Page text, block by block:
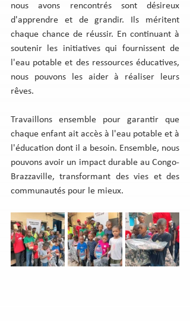
nous avons rencontrés sont désireux
d'apprendre et de grandir. Ils méritent
chaque chance de réussir. En continuant à
soutenir les initiatives qui fournissent de
l'eau potable et des ressources éducatives,
nous pouvons les aider à réaliser leurs
rêves.
Travaillons ensemble pour garantir que
chaque enfant ait accès à l'eau potable et à
l'éducation dont il a besoin. Ensemble, nous
pouvons avoir un impact durable au Congo-
Brazzaville, transformant des vies et des
communautés pour le mieux.